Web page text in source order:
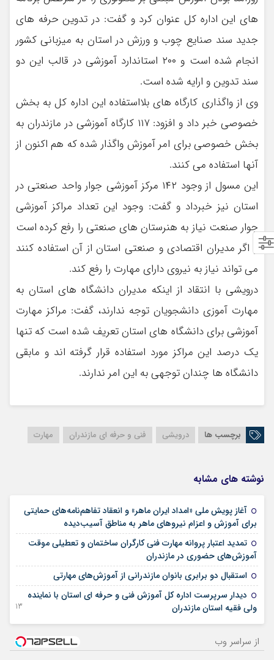
های این اداره کل عنوان کرد و گفت: در تدوین حرفه های
جدید سند صنایع چوب و ورزش در استان به میزبانی کشور
انجام شده است و ۲۰۰ استاندارد آموزشی در قالب این دو
سند تدوین و ارایه شده است.
وی از واگذاری کارگاه های بلااستفاده این اداره کل به بخش
خصوصی خبر داد و افزود: ۱۱۷ کارگاه آموزشی در مازندران به
بخش خصوصی برای امر آموزش واگذار شده که هم اکنون از
آنها استفاده می کنند.
این مسول از وجود ۱۴۲ مرکز آموزشی جوار واحد صنعتی در
استان نیز خبرداد و گفت: وجود این تعداد مراکز آموزشی
جوار صنعت نیاز به هنرستان های صنعتی را رفع کرده است
و اگر مدیران اقتصادی و صنعتی استان از آن استفاده کنند
می تواند نیاز به نیروی دارای مهارت را رفع کند.
درویشی با انتقاد از اینکه مدیران دانشگاه های استان به
مهارت آموزی دانشجویان توجه ندارند، گفت: مراکز مهارت
آموزشی برای دانشگاه های استان تعریف شده است که تنها
یک درصد این مراکز مورد استفاده قرار گرفته اند و مابقی
دانشگاه ها چندان توجهی به این امر ندارند.
برچسب ها درویشی فنی و حرفه ای مازندران مهارت
نوشته های مشابه
آغاز پویش ملی «امداد ایران ماهر» و انعقاد تفاهم‌نامه‌های حمایتی
برای آموزش و اعزام نیروهای ماهر به مناطق آسیب‌دیده
تمدید اعتبار پروانه مهارت فنی کارگران ساختمان و تعطیلی موقت
آموزش‌های حضوری در مازندران
استقبال دو برابری بانوان مازندرانی از آموزش‌های مهارتی
دیدار سرپرست اداره کل آموزش فنی و حرفه ای استان با نماینده
ولی فقیه استان مازندران
13 آگوست 2025
از سراسر وب